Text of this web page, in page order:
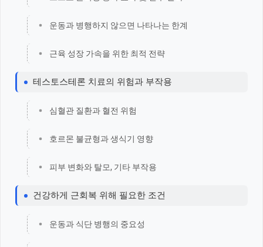
운동과 병행하지 않으면 나타나는 한계
근육 성장 가속을 위한 최적 전략
테스토스테론 치료의 위험과 부작용
심혈관 질환과 혈전 위험
호르몬 불균형과 생식기 영향
피부 변화와 탈모, 기타 부작용
건강하게 근회복 위해 필요한 조건
운동과 식단 병행의 중요성